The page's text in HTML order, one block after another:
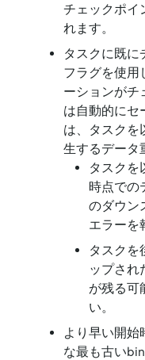
チェックポイ
れます。
タスクに既に
フラグを使用
ーションがチ
は自動的にセ
は、タスクを
生するデータ
タスクを
時点での
のダウン
エラーを
タスクを
ップされ
が残る可
い。
より早い開始
な最も古い